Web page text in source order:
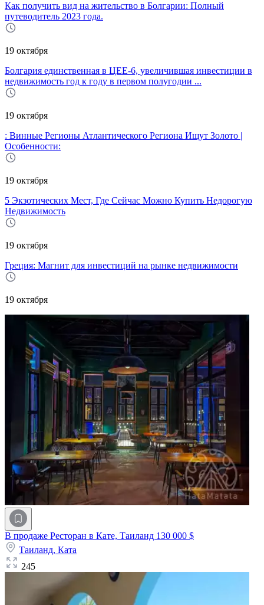
Как получить вид на жительство в Болгарии: Полный
путеводитель 2023 года.
19 октября
Болгария единственная в ЦЕЕ-6, увеличившая инвестиции в
недвижимость год к году в первом полугодии ...
19 октября
: Винные Регионы Атлантического Региона Ищут Золото |
Особенности:
19 октября
5 Экзотических Мест, Где Сейчас Можно Купить Недорогую
Недвижимость
19 октября
Греция: Магнит для инвестиций на рынке недвижимости
19 октября
В продаже Ресторан в Кате, Таиланд 130 000 $
Таиланд, Ката
245